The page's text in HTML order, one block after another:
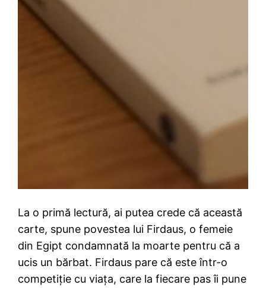
La o primă lectură, ai putea crede că această
carte, spune povestea lui Firdaus, o femeie
din Egipt condamnată la moarte pentru că a
ucis un bărbat. Firdaus pare că este într-o
competiție cu viața, care la fiecare pas îi pune